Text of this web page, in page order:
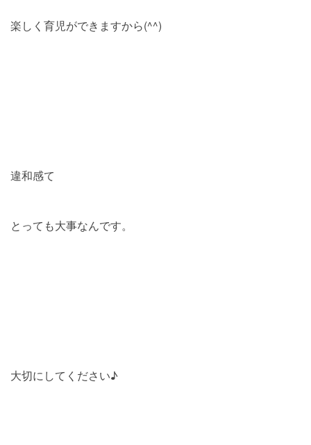
楽しく育児ができますから(^^)
違和感て
とっても大事なんです。
大切にしてください♪